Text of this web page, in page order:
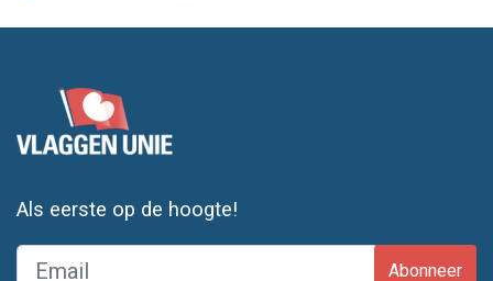
Als eerste op de hoogte!
Abonneer